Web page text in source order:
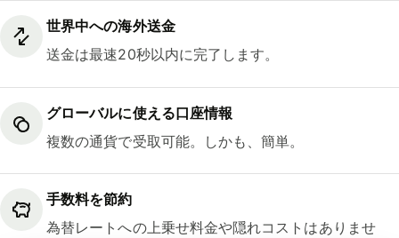
世界中への海外送金
送金は最速20秒以内に完了します。
グローバルに使える口座情報
複数の通貨で受取可能。しかも、簡単。
手数料を節約
為替レートへの上乗せ料金や隠れコストはありませ